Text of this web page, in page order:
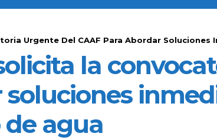
Urgente Del CAAF Para Abordar Soluciones
la
agua